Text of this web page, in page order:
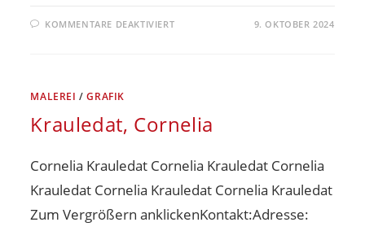
KOMMENTARE DEAKTIVIERT 9. OKTOBER 2024
MALEREI /GRAFIK
Krauledat, Cornelia
Cornelia Krauledat Cornelia Krauledat Cornelia
Krauledat Cornelia Krauledat Cornelia Krauledat
Zum Vergrößern anklickenKontakt:Adresse: